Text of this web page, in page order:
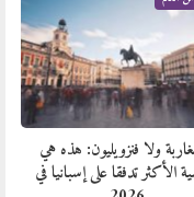
ولا فنزويليون: هذه هي
الأكثر تدفقا على إسبانيا في